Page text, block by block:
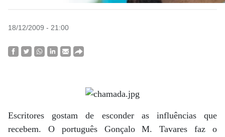
18/12/2009 - 21:00
Escritores gostam de esconder as influências que
recebem. O português Gonçalo M. Tavares faz o